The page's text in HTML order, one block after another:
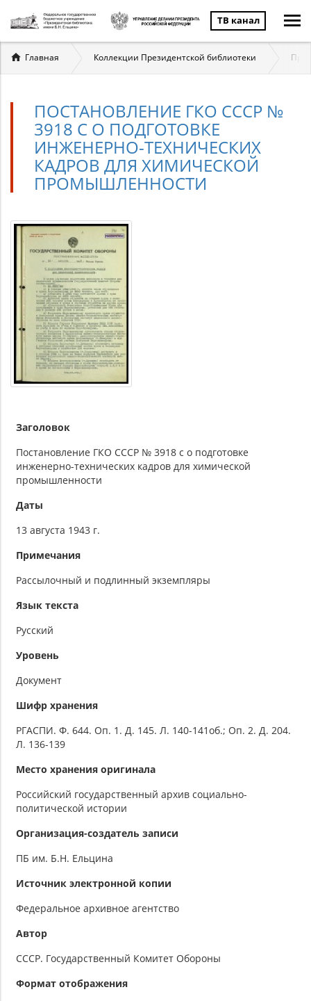
ТВ канал
Вы
здесь
Главная Коллекции Президентской библиотеки
ПОСТАНОВЛЕНИЕ ГКО СССР №
3918 С О ПОДГОТОВКЕ
ИНЖЕНЕРНО-ТЕХНИЧЕСКИХ
КАДРОВ ДЛЯ ХИМИЧЕСКОЙ
ПРОМЫШЛЕННОСТИ
Заголовок
Постановление ГКО СССР № 3918 с о подготовке
инженерно-технических кадров для химической
промышленности
Даты
13 августа 1943 г.
Примечания
Рассылочный и подлинный экземпляры
Язык текста
Русский
Уровень
Документ
Шифр хранения
РГАСПИ. Ф. 644. Оп. 1. Д. 145. Л. 140-141об.; Оп. 2. Д. 204.
Л. 136-139
Место хранения оригинала
Российский государственный архив социально-
политической истории
Организация-создатель записи
ПБ им. Б.Н. Ельцина
Источник электронной копии
Федеральное архивное агентство
Автор
СССР. Государственный Комитет Обороны
Формат отображения